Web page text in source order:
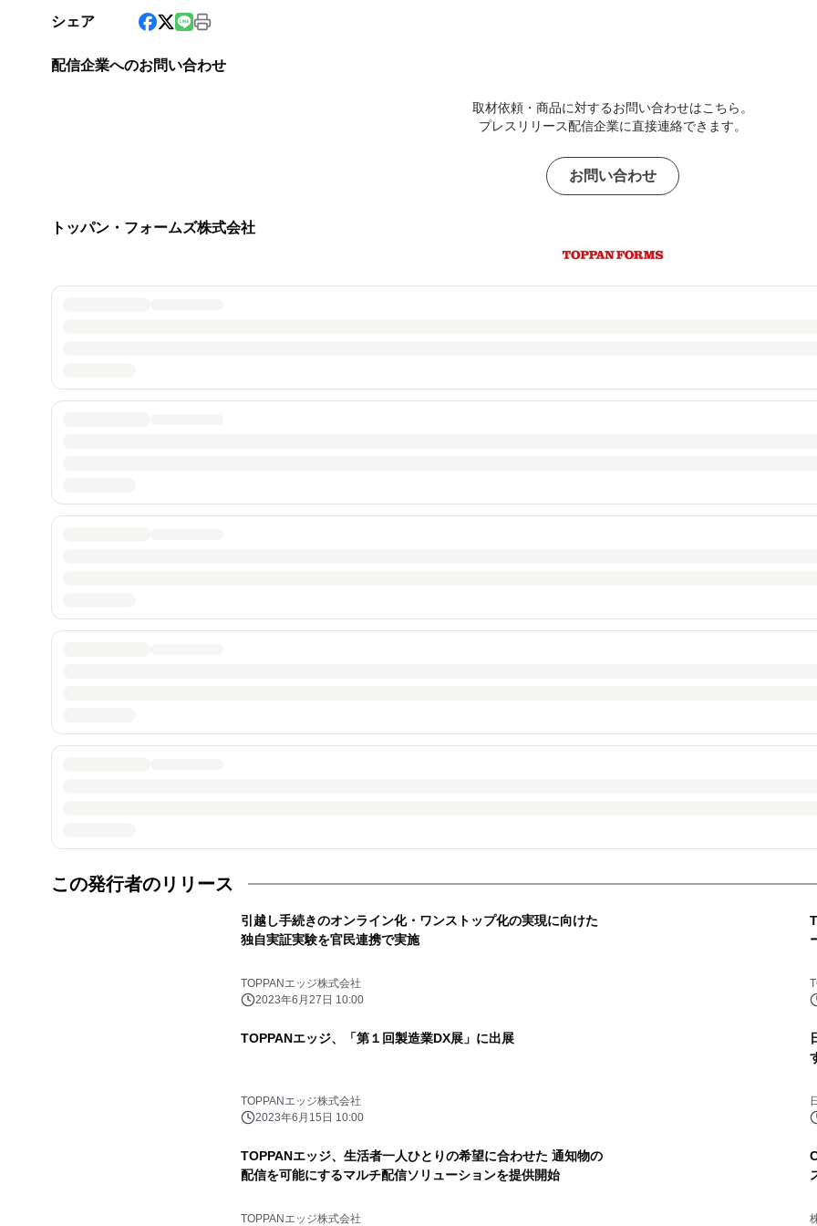
シェア
配信企業へのお問い合わせ
取材依頼・商品に対するお問い合わせはこちら。
プレスリリース配信企業に直接連絡できます。
お問い合わせ
トッパン・フォームズ株式会社
この発行者のリリース
引越し手続きのオンライン化・ワンストップ化の実現に向けた
独自実証実験を官民連携で実施
TOPPANエッジ株式会社
2023年6月27日 10:00
TOPPANエッジ、「第１回製造業DX展」に出展
TOPPANエッジ株式会社
2023年6月15日 10:00
TOPPANエッジ、生活者一人ひとりの希望に合わせた 通知物の
配信を可能にするマルチ配信ソリューションを提供開始
TOPPANエッジ株式会社